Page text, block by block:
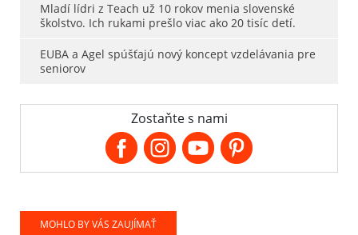
Mladí lídri z Teach už 10 rokov menia slovenské
školstvo. Ich rukami prešlo viac ako 20 tisíc detí.
EUBA a Agel spúšťajú nový koncept vzdelávania pre
seniorov
Zostaňte s nami
MOHLO BY VÁS ZAUJÍMAŤ